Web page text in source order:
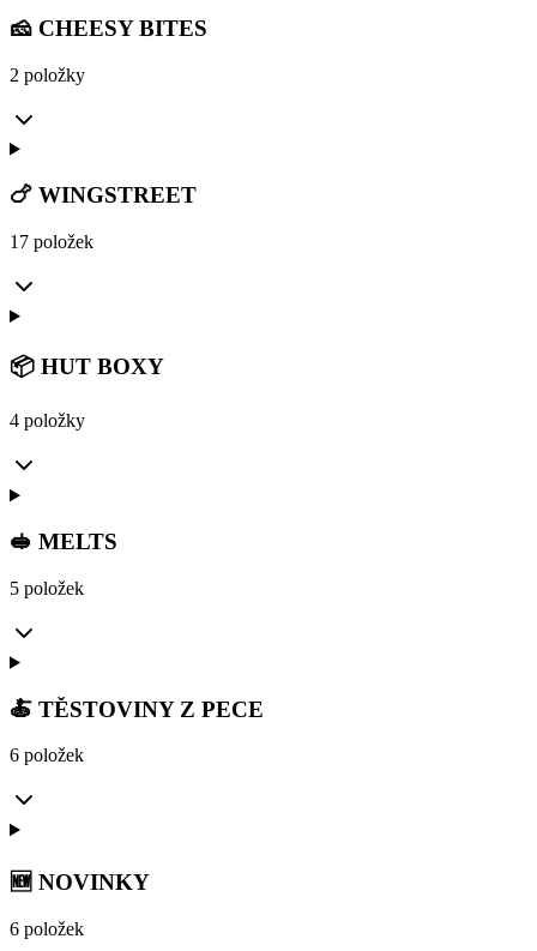
🧀 CHEESY BITES
2 položky
🍗 WINGSTREET
17 položek
📦 HUT BOXY
4 položky
🥪 MELTS
5 položek
🍝 TĚSTOVINY Z PECE
6 položek
🆕 NOVINKY
6 položek